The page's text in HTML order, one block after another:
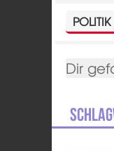
POLITIK
Dir